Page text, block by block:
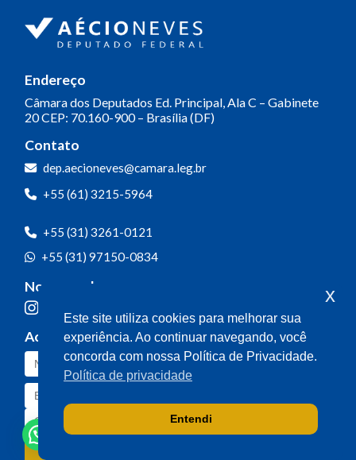
Endereço
Câmara dos Deputados Ed. Principal, Ala C – Gabinete
20CEP: 70.160-900 – Brasília (DF)
Contato
dep.aecioneves@camara.leg.br
+55 (61) 3215-5964
+55 (31) 3261-0121
+55 (31) 97150-0834
Nossas redes
Acompanhe o meu mandato
Este site utiliza cookies para melhorar sua
experiência. Ao continuar navegando, você
concorda com nossa Política de Privacidade.
Política de privacidade
Entendi
x